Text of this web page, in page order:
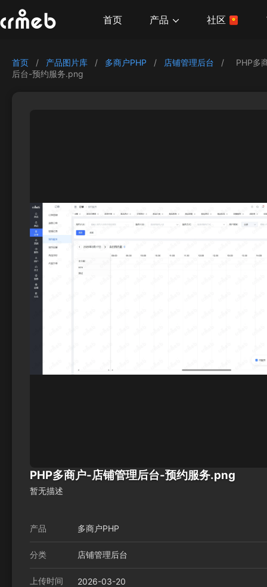
首页 产品 社区
首页 / 产品图片库 / 多商户PHP / 店铺管理后台 /
PHP多
后台-预约服务.png
PHP多商户-店铺管理后台-预约服务.png
暂无描述
产品 多商户PHP
分类 店铺管理后台
上传时间 2026-03-20